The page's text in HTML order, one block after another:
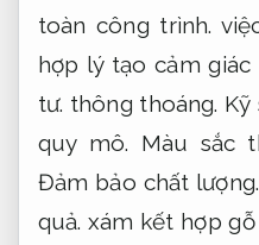
toàn công trình.
hợp lý tạo cảm giác
tư. thông thoáng. Kỹ
quy mô. Màu sắc
Đảm bảo chất lượng.
quả. xám kết hợp